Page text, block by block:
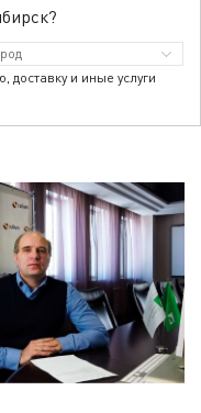
доставку и иные услуги
ГАЗОБЕТОНА.
И